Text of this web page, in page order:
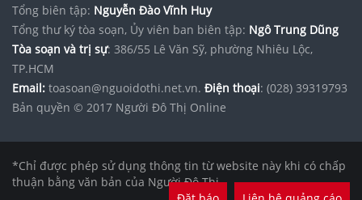
Tổng biên tập: Nguyễn Đào Vĩnh Huy
Tổng thư ký tòa soạn, Ủy viên ban biên tập: Ngô Trung Dũng
Tòa soạn và trị sự: 386/55 Lê Văn Sỹ, phường Nhiêu Lộc,
TP.HCM
Email: toasoan@nguoidothi.net.vn. Điện thoại: (028) 39319793
Bản quyền © 2017 Người Đô Thị Online
*Chỉ được phép sử dụng thông tin từ website này khi có chấp
thuận bằng văn bản của Người Đô Thị.